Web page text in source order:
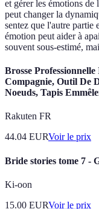
et gérer les émotions de
peut changer la
sentez que l'autre partie
émotion peut aider à
souvent sous-estimé,
Brosse
Compagnie, Outil De
Noeuds, Tapis
Rakuten FR
44.04 EURVoir le prix
Bride stories tome 7 -
Ki-oon
15.00 EURVoir le prix